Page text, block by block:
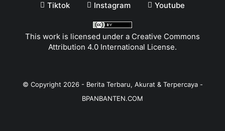
Tiktok
Instagram Youtube
This work is licensed under a Creative Commons
Attribution 4.0 International License.
© Copyright 2026- Berita Terbaru, Akurat & Terpercaya -
BPANBANTEN.COM